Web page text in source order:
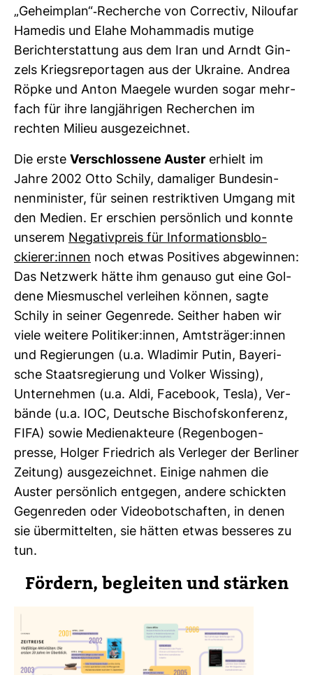
„Geheim­plan“-​Recherche von Cor­rectiv, Niloufar
Hamedis und Elahe Moham­madis mutige
Bericht­erstat­tung aus dem Iran und Arndt Gin­
zels Kriegs­re­por­tagen aus der Ukraine. Andrea
Röpke und Anton Maegele wurden sogar mehr­
fach für ihre lang­jäh­rigen Recher­chen im
rechten Milieu aus­ge­zeichnet.
Die erste Ver­schlos­sene Auster erhielt im
Jahre 2002 Otto Schily, dama­liger Bun­des­in­
nen­mi­nister, für seinen restrik­tiven Umgang mit
den Medien. Er erschien per­sön­lich und konnte
unserem Nega­tiv­preis für Infor­ma­ti­ons­blo­
ckierer:innen noch etwas Posi­tives abge­winnen:
Das Netz­werk hätte ihm genauso gut eine Gol­
dene Mies­mu­schel ver­leihen können, sagte
Schily in seiner Gegen­rede. Seither haben wir
viele wei­tere Poli­tiker:innen, Amts­träger:innen
und Regie­rungen (u.a. Wla­dimir Putin, Baye­ri­
sche Staats­re­gie­rung und Volker Wis­sing),
Unter­nehmen (u.a. Aldi, Face­book, Tesla), Ver­
bände (u.a. IOC, Deut­sche Bischofs­kon­fe­renz,
FIFA) sowie Medi­en­ak­teure (Regen­bo­gen­
presse, Holger Fried­rich als Ver­leger der Ber­liner
Zei­tung) aus­ge­zeichnet. Einige nahmen die
Auster per­sön­lich ent­gegen, andere schickten
Gegen­reden oder Video­bot­schaften, in denen
sie über­mit­telten, sie hätten etwas bes­seres zu
tun.
För­dern, begleiten und stärken